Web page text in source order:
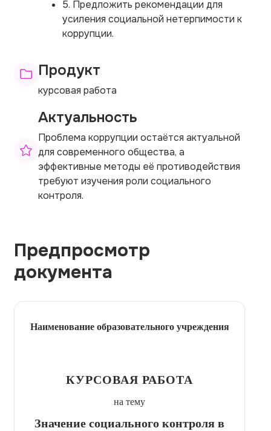
5. Предложить рекомендации для
усиления социальной нетерпимости к
коррупции.
Продукт
курсовая работа
Актуальность
Проблема коррупции остаётся актуальной
для современного общества, а
эффективные методы её противодействия
требуют изучения роли социального
контроля.
Предпросмотр
документа
Наименование образовательного учреждения
КУРСОВАЯ РАБОТА
на тему
Значение социального контроля в